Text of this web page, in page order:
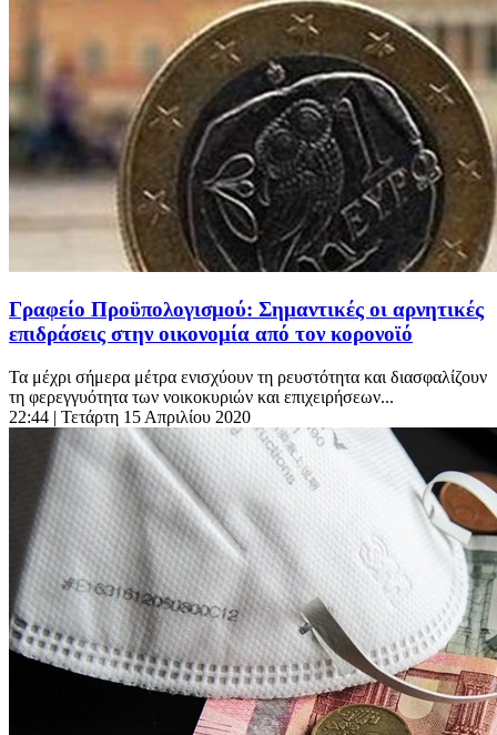
Γραφείο Προϋπολογισμού: Σημαντικές οι αρνητικές
επιδράσεις στην οικονομία από τον κορονοϊό
Τα μέχρι σήμερα μέτρα ενισχύουν τη ρευστότητα και διασφαλίζουν
τη φερεγγυότητα των νοικοκυριών και επιχειρήσεων...
22:44 | Τετάρτη 15 Απριλίου 2020